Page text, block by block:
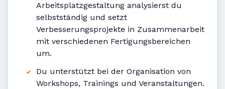
Arbeitsplatzgestaltung analysierst du
selbstständig und setzt
Verbesserungsprojekte in Zusammenarbeit
mit verschiedenen Fertigungsbereichen
um.
Du unterstützt bei der Organisation von
Workshops, Trainings und Veranstaltungen.